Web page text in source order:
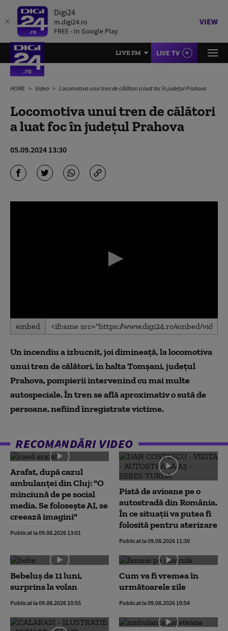
Digi24
m.digi24.ro
FREE - In Google Play
VIEW
LIVE FM LIVE TV
HOME Video Locomotiva unui tren de călători a luat foc în județul Prahova
Locomotiva unui tren de călători
a luat foc în județul Prahova
05.09.2024 13:30
0
seconds
seconds
embed
Un incendiu a izbucnit, joi dimineaţă, la locomotiva
unui tren de călători, în halta Tomşani, judeţul
Prahova, pompierii intervenind cu mai multe
autospeciale. În tren se află aproximativ o sută de
persoane, nefiind înregistrate victime.
RECOMANDĂRI VIDEO
Arafat, după cazul
ambulanței din Cluj: "O
minciună de pe social
media. Se folosește AI, se
creează imagini"
Publicat la 09.08.2026 13:01
Pistă de avioane pe o
autostradă din România.
În ce situații va putea fi
folosită pentru aterizare
Publicat la 09.08.2026 11:30
Bebeluș de 11 luni,
surprins la volan
Publicat la 09.08.2026 10:55
Cum va fi vremea în
următoarele zile
Publicat la 09.08.2026 10:54